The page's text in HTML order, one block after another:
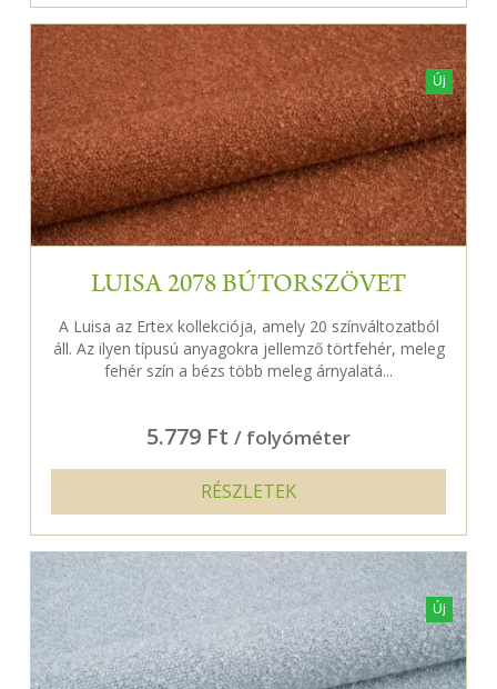
Új
LUISA 2078 BÚTORSZÖVET
A Luisa az Ertex kollekciója, amely 20 színváltozatból
áll. Az ilyen típusú anyagokra jellemző törtfehér, meleg
fehér szín a bézs több meleg árnyalatá...
5.779 Ft / folyóméter
RÉSZLETEK
Új